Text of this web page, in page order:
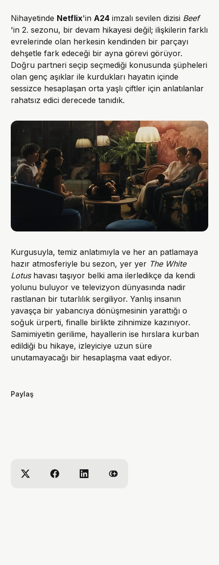
Nihayetinde Netflix'inA24 imzalı sevilen dizisi Beef
'in 2. sezonu, bir devam hikayesi değil; ilişkilerin farklı
evrelerinde olan herkesin kendinden bir parçayı
dehşetle fark edeceği bir ayna görevi görüyor.
Doğru partneri seçip seçmediği konusunda şüpheleri
olan genç aşıklar ile kurdukları hayatın içinde
sessizce hesaplaşan orta yaşlı çiftler için anlatılanlar
rahatsız edici derecede tanıdık.
Kurgusuyla, temiz anlatımıyla ve her an patlamaya
hazır atmosferiyle bu sezon, yer yer The White
Lotushavası taşıyor belki ama ilerledikçe da kendi
yolunu buluyor ve televizyon dünyasında nadir
rastlanan bir tutarlılık sergiliyor. Yanlış insanın
yavaşça bir yabancıya dönüşmesinin yarattığı o
soğuk ürperti, finalle birlikte zihnimize kazınıyor.
Samimiyetin gerilime, hayallerin ise hırslara kurban
edildiği bu hikaye, izleyiciye uzun süre
unutamayacağı bir hesaplaşma vaat ediyor.
Paylaş